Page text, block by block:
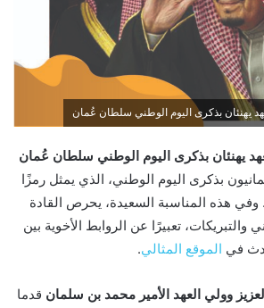
يهنئان بذكرى اليوم الوطني سلطان عُمان
يهنئان بذكرى اليوم الوطني سلطان عُمان
بذكرى اليوم الوطني، الذي يمثل رمزًا
وفي هذه المناسبة السعيدة، يحرص القادة
والتبريكات، تعبيرًا عن الروابط الأخوية بين
في الموقع المثالي.
وولي العهد الأمير محمد بن سلمان قدما